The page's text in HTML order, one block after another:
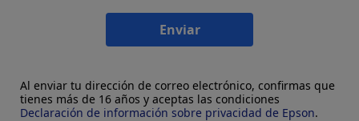
Enviar
Al enviar tu dirección de correo electrónico, confirmas que
tienes más de 16 años y aceptas las condiciones
Declaración de información sobre privacidad de Epson.